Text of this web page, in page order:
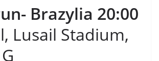
Brazylia 20:00
Lusail Stadium,